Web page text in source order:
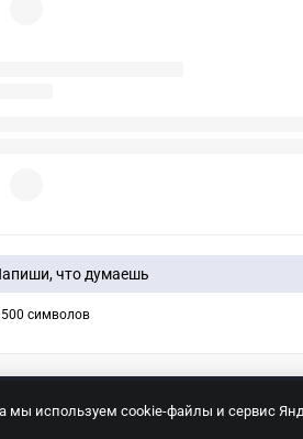
что думаешь
символов
мы используем cookie-файлы и сервис